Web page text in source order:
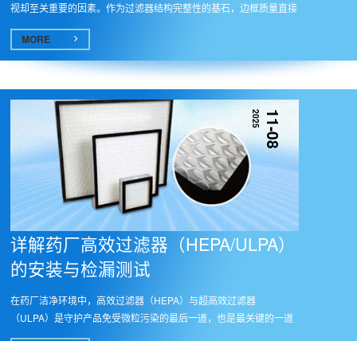
视却至关重要的因素。作为过滤器结构完整性的基石，边框质量直接
MORE
11-08
2025
详解药厂高效过滤器（HEPA/ULPA）
的安装与检漏测试
在药厂洁净环境中，高效过滤器（HEPA）与超高效过滤器
（ULPA）是守护产品免受微粒污染的最后一道，也是最关键的一道
物理屏障。然而，...